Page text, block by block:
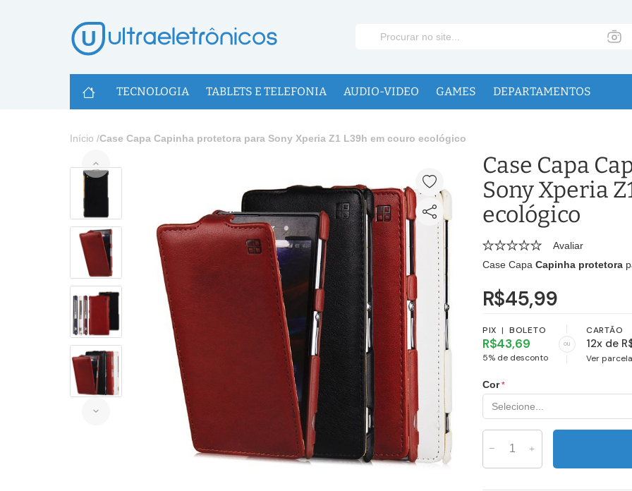
U
TECNOLOGIA TABLETS E TELEFONIA AUDIO-VIDEO GAMES DEPARTAMENTOS
Início /Case Capa Capinha protetora para Sony Xperia Z1 L39h em couro ecológico
Case Capa
Sony Xperia
ecológico
Avaliar
Case Capa Capinha protetora
R$45,99
PIX | BOLETO
R$43,69
5% de desconto
ou
CARTÃO
12x de
Ver
Cor